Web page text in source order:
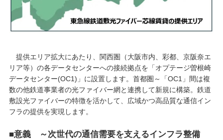
提供エリア拡大にあたり、関西圏（大阪市内、彩都、京阪奈エ
リア等）の各データセンターへの接続拠点を「オプテージ曽根崎
データセンター(OC1)」に設置します。首都圏～「OC1」間は複
数の他鉄道事業者の光ファイバー網と連携して新規に構築。鉄道
敷設光ファイバーの特徴を活かして、広域かつ高品質な通信イン
フラの提供を実現します。
■意義 ～次世代の通信需要を支えるインフラ整備